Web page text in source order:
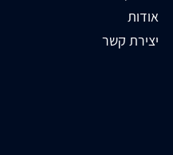
אודות
יצירת קשר